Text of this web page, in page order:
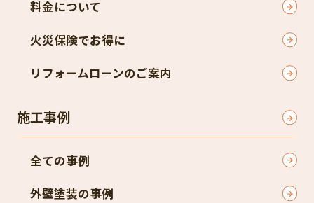
料金について
火災保険でお得に
リフォームローンのご案内
施工事例
全ての事例
外壁塗装の事例